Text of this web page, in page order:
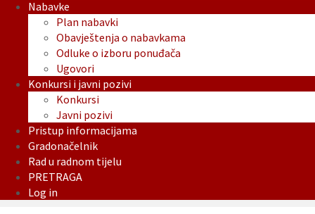
Nabavke
Plan nabavki
Obavještenja o nabavkama
Odluke o izboru ponuđača
Ugovori
Konkursi i javni pozivi
Konkursi
Javni pozivi
Pristup informacijama
Gradonačelnik
Rad u radnom tijelu
PRETRAGA
Log in